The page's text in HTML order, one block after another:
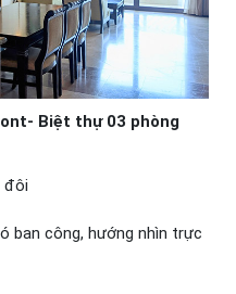
Biệt thự 03 phòng
đôi
ban công, hướng nhìn trực